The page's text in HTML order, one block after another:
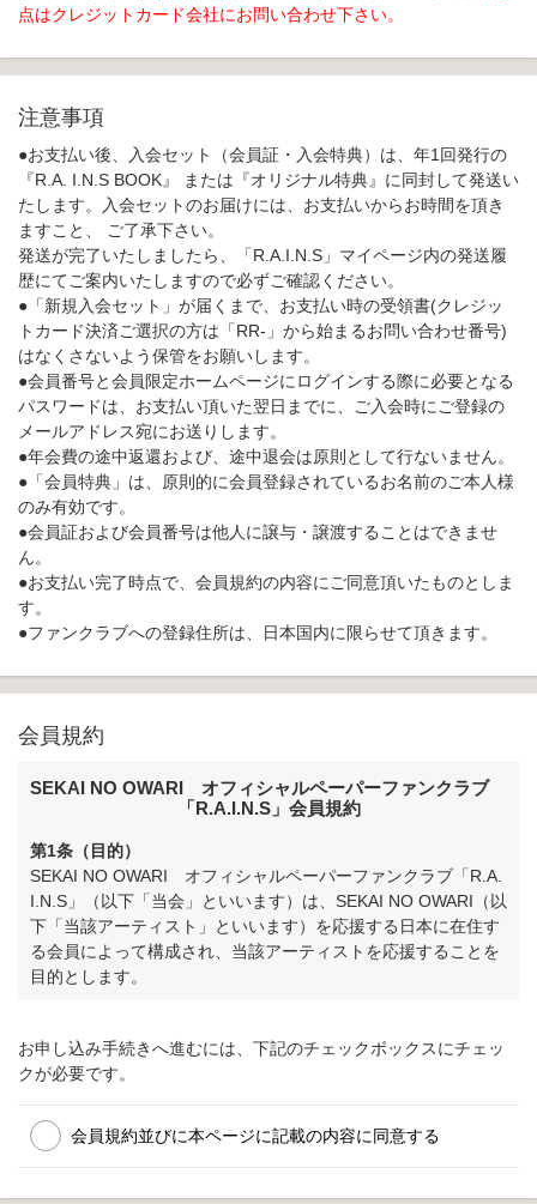
点はクレジットカード会社にお問い合わせ下さい。
注意事項
●お支払い後、入会セット（会員証・入会特典）は、年1回発行の
『R.A. I.N.S BOOK』 または『オリジナル特典』に同封して発送い
たします。入会セットのお届けには、お支払いからお時間を頂き
ますこと、 ご了承下さい。
発送が完了いたしましたら、「R.A.I.N.S」マイページ内の発送履
歴にてご案内いたしますので必ずご確認ください。
●「新規入会セット」が届くまで、お支払い時の受領書(クレジッ
トカード決済ご選択の方は「RR-」から始まるお問い合わせ番号)
はなくさないよう保管をお願いします。
●会員番号と会員限定ホームページにログインする際に必要となる
パスワードは、お支払い頂いた翌日までに、ご入会時にご登録の
メールアドレス宛にお送りします。
●年会費の途中返還および、途中退会は原則として行ないません。
●「会員特典」は、原則的に会員登録されているお名前のご本人様
のみ有効です。
●会員証および会員番号は他人に譲与・譲渡することはできませ
ん。
●お支払い完了時点で、会員規約の内容にご同意頂いたものとしま
す。
●ファンクラブへの登録住所は、日本国内に限らせて頂きます。
会員規約
SEKAI NO OWARI オフィシャルペーパーファンクラブ
「R.A.I.N.S」会員規約
第1条（目的）
SEKAI NO OWARI オフィシャルペーパーファンクラブ「R.A.
I.N.S」（以下「当会」といいます）は、SEKAI NO OWARI（以
下「当該アーティスト」といいます）を応援する日本に在住す
る会員によって構成され、当該アーティストを応援することを
目的とします。
当会の運営者は、株式会社アミューズ（以下「当社」といいま
す）です。当社は当該アーティストが所属する株式会社S.U.N.
S（東京都目黒区中央町）（以下「所属事務所」といいます）
より委託を受け、当社が提供する当会のサービス（以下「本サ
ービス」といいます）を会員に適用するものです。
お申し込み手続きへ進むには、下記のチェックボックスにチェッ
クが必要です。
会員規約並びに本ページに記載の内容に同意する